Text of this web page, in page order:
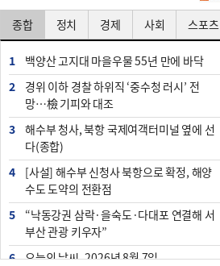
종합 정치 경제 사회 스포츠
1
백양산 고지대 마을우물 55년 만에 바닥
2
경위 이하 경찰 하위직 ‘중수청 러시’ 전
망…檢 기피와 대조
3
해수부 청사, 북항 국제여객터미널 옆에 선
다(종합)
4
[사설] 해수부 신청사 북항으로 확정, 해양
수도 도약의 전환점
5
“낙동강권 삼락·을숙도·다대포 연결해 서
부산 관광 키우자”
6
오늘의 날씨- 2026년 8월 7일